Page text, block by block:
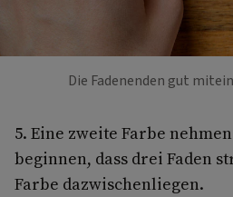
Die Fadenenden gut
5. Eine zweite Farbe
beginnen, dass drei Faden
Farbe dazwischenliegen.